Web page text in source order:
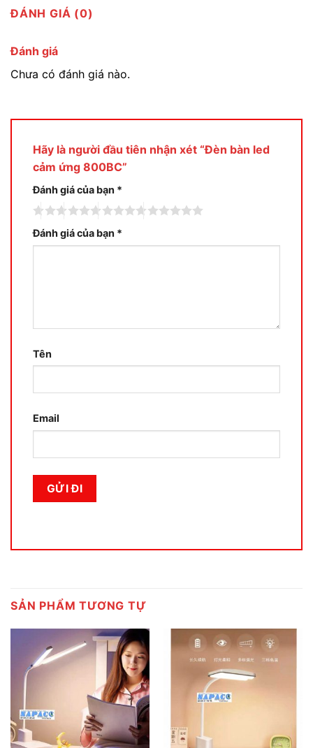
ĐÁNH GIÁ (0)
Đánh giá
Chưa có đánh giá nào.
Hãy là người đầu tiên nhận xét “Đèn bàn led
cảm ứng 800BC”
Đánh giá của bạn *
Đánh giá của bạn *
Tên
Email
SẢN PHẨM TƯƠNG TỰ